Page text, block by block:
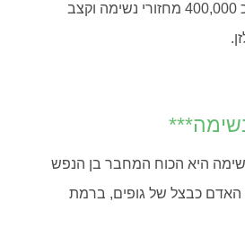
היונקים בנויים לחיות כ 400,000 מחזורי נשימה וקצב
היא הכוח המחבר בן הנפש
האדם כבצל של גופים, ברמת